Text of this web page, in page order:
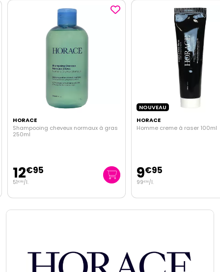
HORACE
Shampooing cheveux normaux à gras
250ml
12€95
51€80/l.
NOUVEAU
HORACE
Homme creme à raser 100ml
9€95
99€50/l.